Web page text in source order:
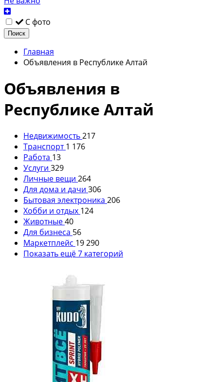
С фото
Поиск
Главная
Объявления в Республике Алтай
Объявления в
Республике Алтай
Недвижимость217
Транспорт 1 176
Работа 13
Услуги 329
Личные вещи 264
Для дома и дачи 306
Бытовая электроника 206
Хобби и отдых 124
Животные40
Для бизнеса 56
Маркетплейс 19 290
Показать ещё 7 категорий